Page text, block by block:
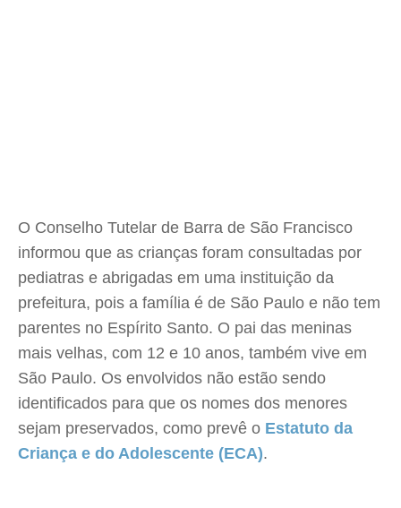
O Conselho Tutelar de Barra de São Francisco
informou que as crianças foram consultadas por
pediatras e abrigadas em uma instituição da
prefeitura, pois a família é de São Paulo e não tem
parentes no Espírito Santo. O pai das meninas
mais velhas, com 12 e 10 anos, também vive em
São Paulo. Os envolvidos não estão sendo
identificados para que os nomes dos menores
sejam preservados, como prevê o Estatuto da
Criança e do Adolescente (ECA).